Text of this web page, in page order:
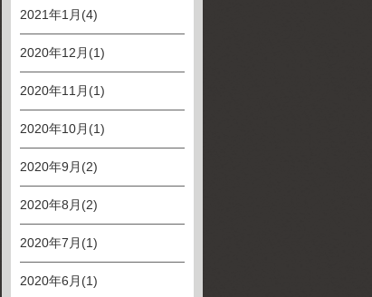
2021年1月(4)
2020年12月(1)
2020年11月(1)
2020年10月(1)
2020年9月(2)
2020年8月(2)
2020年7月(1)
2020年6月(1)